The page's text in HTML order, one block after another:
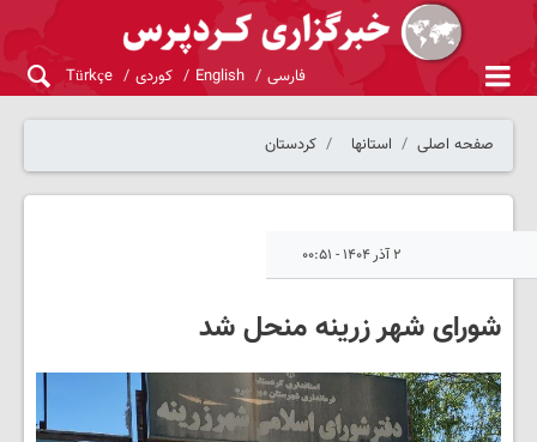
فارسی English کوردی Türkçe
صفحه اصلی استانها کردستان
۲ آذر ۱۴۰۴ - ۰۰:۵۱
شورای شهر زرینه منحل شد